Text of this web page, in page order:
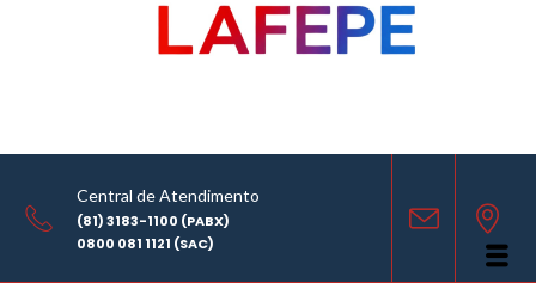
Central de Atendimento
(81) 3183-1100 (PABX)
0800 081 1121 (SAC)
COMPARTILHE
LABORATÓRIO